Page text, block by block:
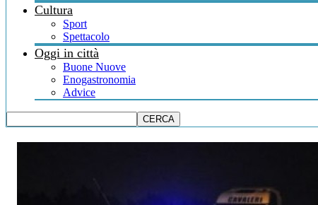
Cultura
Sport
Spettacolo
Oggi in città
Buone Nuove
Enogastronomia
Advice